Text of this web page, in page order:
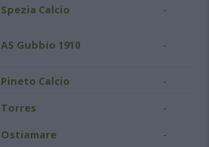
Spezia Calcio -
AS Gubbio 1910 -
Pineto Calcio -
Torres -
Ostiamare -